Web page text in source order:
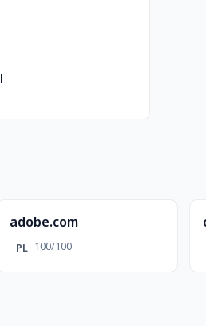
।
adobe.com
PL 100/100